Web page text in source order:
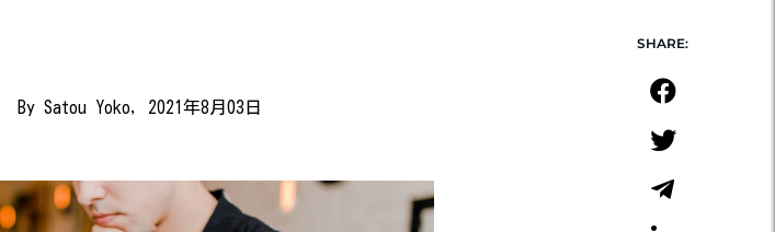
By Satou Yoko, 2021年8月03日
SHARE: